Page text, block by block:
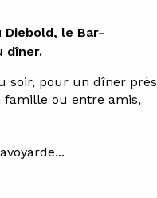
Diebold, le Bar-
dîner.
soir, pour un dîner près
famille ou entre amis,